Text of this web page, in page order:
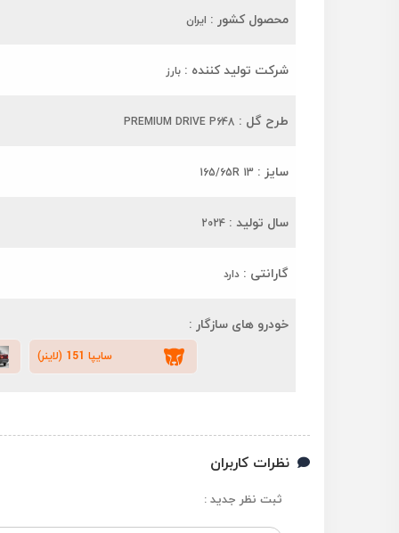
محصول کشور : ایران
شرکت تولید کننده : بارز
طرح گل : PREMIUM DRIVE P648
سایز : 165/65R 13
سال تولید : 2024
گارانتی : دارد
خودرو های سازگار :
سایپا 151 (لاینر)
نظرات کاربران
ثبت نظر جدید :